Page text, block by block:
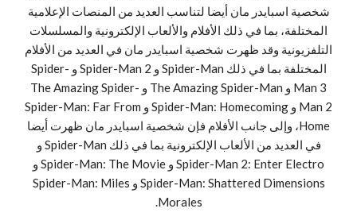
شخصية اسبايدر مان أيضا لتناسب العديد من المنصات الإعلامية
المختلفة، بما في ذلك الأفلام والألعاب الإلكترونية والمسلسلات
التلفزيونية وقد ظهرت شخصية اسبايدر مان في العديد من الأفلام
المختلفة بما في ذلك Spider-Man و Spider-Man 2 و Spider-
Man 3 و The Amazing Spider-Man و The Amazing Spider-
Man 2 و Spider-Man: Homecoming و Spider-Man: Far From
Home، وإلى جانب الأفلام فإن شخصية اسبايدر مان ظهرت أيضا
في العديد من الألعاب الإلكترونية بما في ذلك Spider-Man و
Spider-Man 2: Enter Electro و Spider-Man: The Movie و
Spider-Man: Shattered Dimensions و Spider-Man: Miles
Morales.